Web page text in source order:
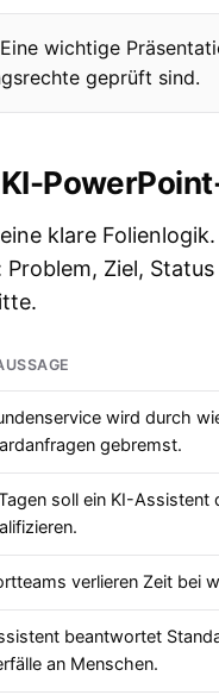
wichtige
geprüft sind.
klare
Ziel,
wird durch
gebremst.
soll ein KI-Assistent
verlieren Zeit bei
beantwortet
an Menschen.